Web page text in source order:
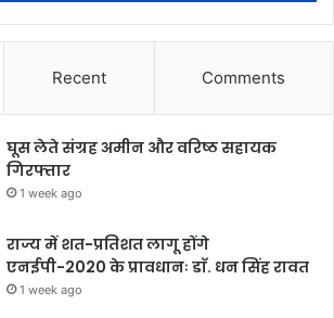
Recent Comments
घूस लेते संग्रह अमीन और वरिष्ठ सहायक
गिरफ्तार
1 week ago
राज्य में शत-प्रतिशत लागू होंगे
एनईपी-2020 के प्रावधानः डाॅ. धन सिंह रावत
1 week ago